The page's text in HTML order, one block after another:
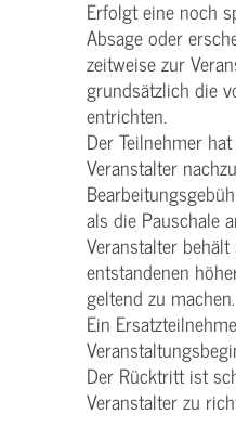
Erfolgt eine noch
Absage oder
zeitweise zur
grundsätzlich die
entrichten.
Der Teilnehmer
Veranstalter
als die Pauschale
Veranstalter
entstandenen
geltend zu machen.
Ein
Der Rücktritt ist
Veranstalter zu